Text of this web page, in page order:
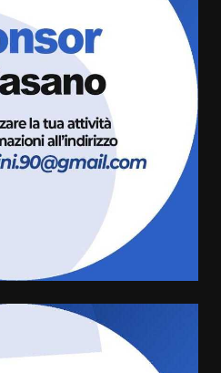
in festa, domani sera
con Uccio De
2026 07:30
Giovanili e Mobilità
premiati gli studenti
del bando “La strada
nuovo
con “Fasano in
2026 06:05